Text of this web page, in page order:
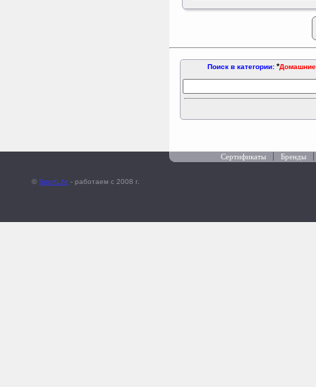
Поиск в категории: *Домашние
© SportLife - работаем c 2008 г.
Сертификаты Бренды